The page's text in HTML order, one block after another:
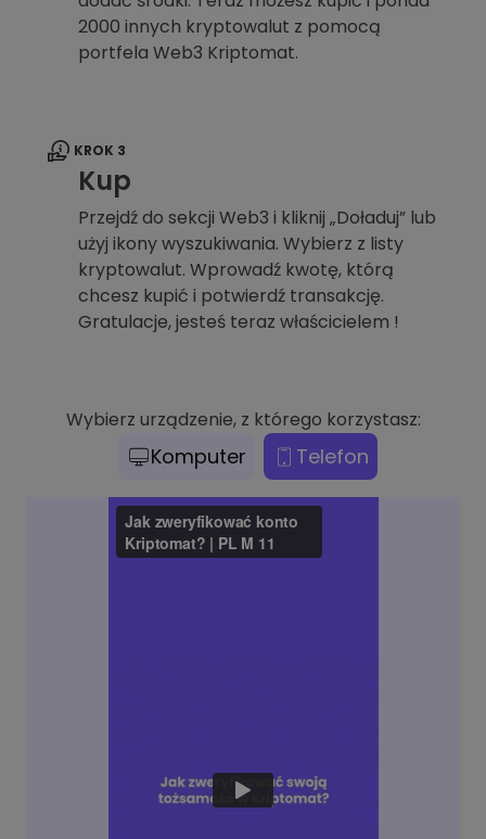
2000 innych kryptowalut z pomocą
portfela Web3 Kriptomat.
KROK 3
Kup
Przejdź do sekcji Web3 i kliknij „Doładuj” lub
użyj ikony wyszukiwania. Wybierz z listy
kryptowalut. Wprowadź kwotę, którą
chcesz kupić i potwierdź transakcję.
Gratulacje, jesteś teraz właścicielem !
Wybierz urządzenie, z którego korzystasz:
Komputer Telefon